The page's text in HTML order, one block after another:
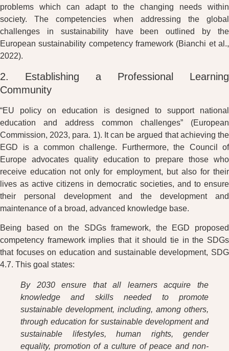
problems which can adapt to the changing needs within
society. The competencies when addressing the global
challenges in sustainability have been outlined by the
European sustainability competency framework (Bianchi et al.,
2022).
2. Establishing a Professional Learning
Community
“EU policy on education is designed to support national
education and address common challenges” (European
Commission, 2023, para. 1). It can be argued that achieving the
EGD is a common challenge. Furthermore, the Council of
Europe advocates quality education to prepare those who
receive education not only for employment, but also for their
lives as active citizens in democratic societies, and to ensure
their personal development and the development and
maintenance of a broad, advanced knowledge base.
Being based on the SDGs framework, the EGD proposed
competency framework implies that it should tie in the SDGs
that focuses on education and sustainable development, SDG
4.7. This goal states:
By 2030 ensure that all learners acquire the
knowledge and skills needed to promote
sustainable development, including, among others,
through education for sustainable development and
sustainable lifestyles, human rights, gender
equality, promotion of a culture of peace and non-